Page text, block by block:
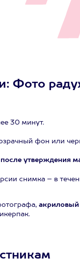
Фото
30 минут.
фон или
утверждения
снимка – в
акриловый